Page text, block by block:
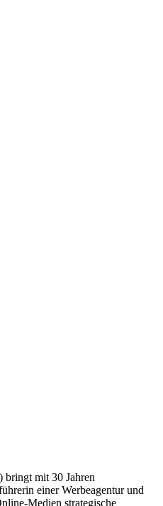
bringt mit 30 Jahren
einer Werbeagentur und
Medien strategische